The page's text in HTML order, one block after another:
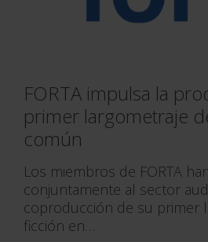
FORTA impulsa la
primer largometraje
común
Los miembros de FORTA
conjuntamente al sector
coproducción de su primer
ficción en…